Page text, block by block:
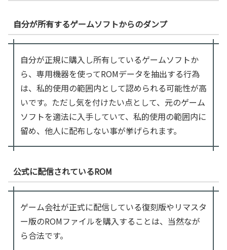
自分が所有するゲームソフトからのダンプ
自分が正規に購入し所有しているゲームソフトか
ら、専用機器を使ってROMデータを抽出する行為
は、私的使用の範囲内として認められる可能性が高
いです。ただし気を付けたい点として、元のゲーム
ソフトを適法に入手していて、私的使用の範囲内に
留め、他人に配布しない事が挙げられます。
公式に配信されているROM
ゲーム会社が正式に配信している復刻版やリマスタ
ー版のROMファイルを購入することは、当然なが
ら合法です。